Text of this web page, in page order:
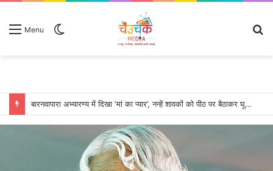
Menu
बारनवापारा अभ्यारण्य में दिखा ‘मां का प्यार’, नन्हें शावकों को पीठ पर बैठाकर घूमती दिखी मादा भालू